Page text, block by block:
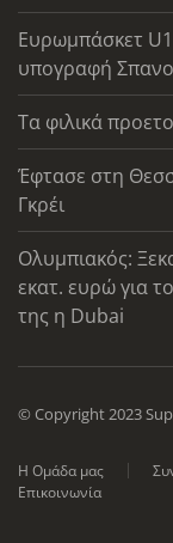
Ευρωμπάσκετ
υπογραφή
Τα φιλικά
Έφτασε στη
Γκρέι
Ολυμπιακός:
εκατ. ευρώ για
της η Dubai
© Copyright 2023
Η Ομάδα μας
Επικοινωνία